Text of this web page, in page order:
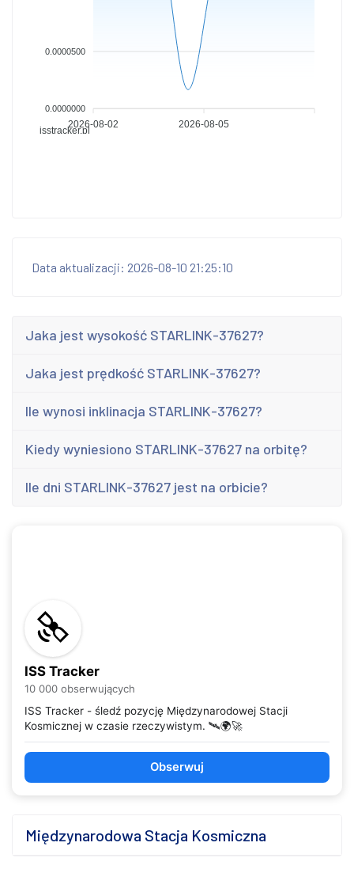
isstracker.pl
0.0000500
0.0000000
2026-08-02 2026-08-05
Data aktualizacji: 2026-08-10 21:25:10
Jaka jest wysokość STARLINK-37627?
Jaka jest prędkość STARLINK-37627?
Ile wynosi inklinacja STARLINK-37627?
Kiedy wyniesiono STARLINK-37627 na orbitę?
Ile dni STARLINK-37627 jest na orbicie?
ISS Tracker
10 000 obserwujących
ISS Tracker - śledź pozycję Międzynarodowej Stacji
Kosmicznej w czasie rzeczywistym. 🛰️🌍🚀
Obserwuj
Międzynarodowa Stacja Kosmiczna